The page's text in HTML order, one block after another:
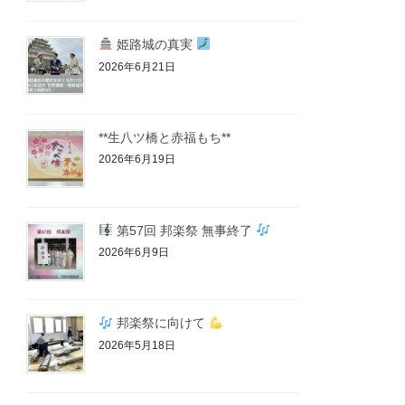
姫路城の真実
2026年6月21日
**生八ツ橋と赤福もち**
2026年6月19日
第57回 邦楽祭 無事終了
2026年6月9日
邦楽祭に向けて
2026年5月18日